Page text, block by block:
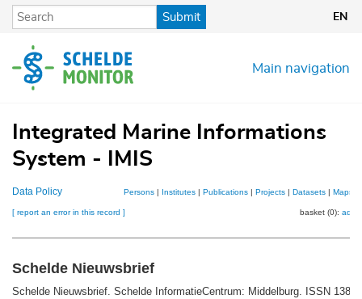
Skip
content
Submit EN
Main navigation
Integrated Marine Informations
System - IMIS
Data Policy Persons| Institutes| Publications| Projects| Datasets| Maps
[ report an error in this record ] basket (0): add
Schelde Nieuwsbrief
Schelde Nieuwsbrief. Schelde InformatieCentrum: Middelburg. ISSN 1382-